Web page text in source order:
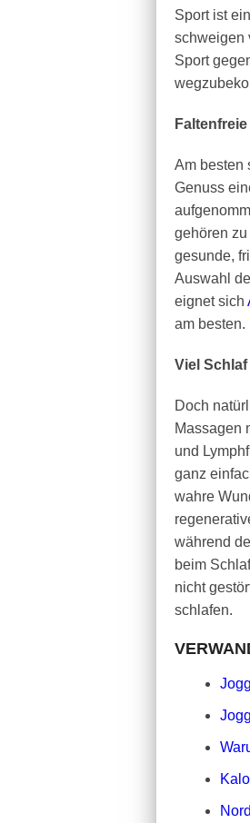
Sport ist
schweigen
Sport
Am besten
Genuss
gehören
gesunde,
Auswahl
eignet sich
am besten.
Viel
Doch
Massagen
und
ganz
wahre
während
beim
nicht
schlafen.